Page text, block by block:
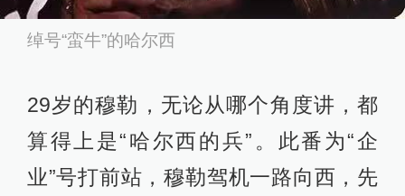
绰号“蛮牛”的哈尔西
29岁的穆勒，无论从哪个角度讲，都
算得上是“哈尔西的兵”。此番为“企
业”号打前站，穆勒驾机一路向西，先